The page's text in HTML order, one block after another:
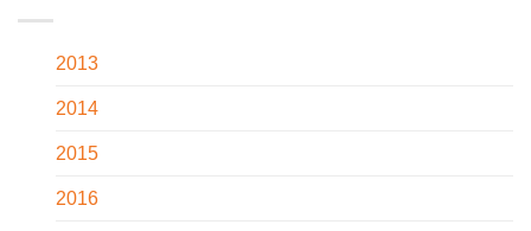
2013
2014
2015
2016